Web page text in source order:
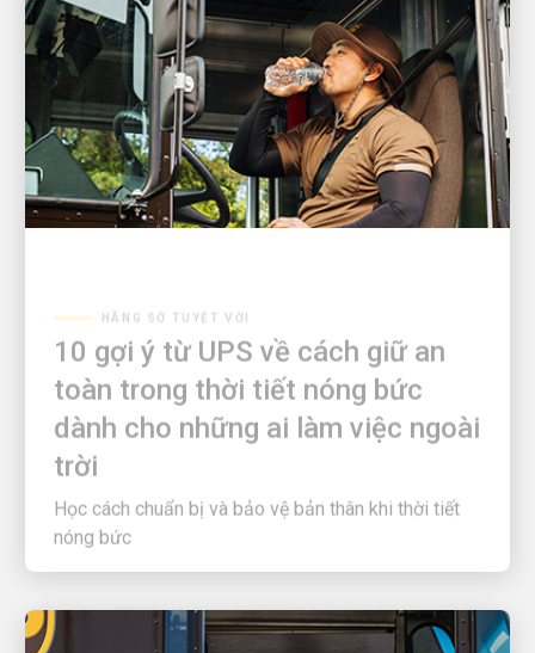
10 gợi ý từ UPS về cách giữ an
toàn trong thời tiết nóng bức
dành cho những ai làm việc ngoài
trời
Học cách chuẩn bị và bảo vệ bản thân khi thời tiết
nóng bức